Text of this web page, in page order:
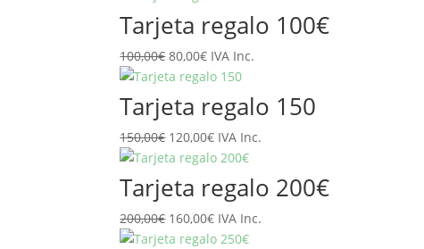
Tarjeta regalo 100€
100,00€El
precio
original
era:
100,00€.
80,00€El
precio
es:
80,00€.
IVA Inc.
Tarjeta regalo 150
150,00€ El
precio
original
era:
150,00€.
120,00€El
precio
es:
120,00€.
IVA Inc.
Tarjeta regalo 200€
200,00€ El
precio
160,00€El
precio
IVA Inc.